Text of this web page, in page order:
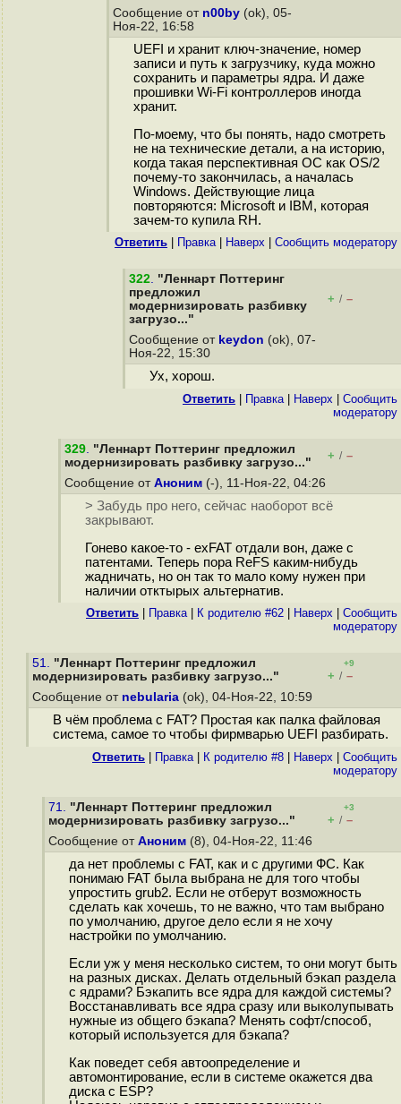
Сообщение от n00by (ok), 05-
Ноя-22, 16:58
UEFI и хранит ключ-значение, номер
записи и путь к загрузчику, куда можно
сохранить и параметры ядра. И даже
прошивки Wi-Fi контроллеров иногда
хранит.
По-моему, что бы понять, надо смотреть
не на технические детали, а на историю,
когда такая перспективная ОС как OS/2
почему-то закончилась, а началась
Windows. Действующие лица
повторяются: Microsoft и IBM, которая
зачем-то купила RH.
Ответить Правка| Наверх Cообщить модератору
322. "Леннарт Поттеринг
предложил
модернизировать разбивку
загрузо..."
+ / –
Сообщение от keydon (ok), 07-
Ноя-22, 15:30
Ух, хорош.
Ответить Правка| Наверх
Cообщить
модератору
329. "Леннарт Поттеринг предложил
модернизировать разбивку загрузо..."
+ / –
Сообщение от Аноним (-), 11-Ноя-22, 04:26
> Забудь про него, сейчас наоборот всё
закрывают.
Гонево какое-то - exFAT отдали вон, даже с
патентами. Теперь пора ReFS каким-нибудь
жадничать, но он так то мало кому нужен при
наличии отктырых альтернатив.
Ответить Правка| К родителю #62 Наверх
Cообщить
модератору
51. "Леннарт Поттеринг предложил
модернизировать разбивку загрузо..."
+9
+ / –
Сообщение от nebularia (ok), 04-Ноя-22, 10:59
В чём проблема с FAT? Простая как палка файловая
система, самое то чтобы фирмварью UEFI разбирать.
Ответить Правка| К родителю #8 Наверх
Cообщить
модератору
71. "Леннарт Поттеринг предложил
модернизировать разбивку загрузо..."
+3
+ / –
Сообщение от Аноним (8), 04-Ноя-22, 11:46
да нет проблемы с FAT, как и с другими ФС. Как
понимаю FAT была выбрана не для того чтобы
упростить grub2. Если не отберут возможность
сделать как хочешь, то не важно, что там выбрано
по умолчанию, другое дело если я не хочу
настройки по умолчанию.
Если уж у меня несколько систем, то они могут быть
на разных дисках. Делать отдельный бэкап раздела
с ядрами? Бэкапить все ядра для каждой системы?
Восстанавливать все ядра сразу или выколупывать
нужные из общего бэкапа? Менять софт/способ,
который используется для бэкапа?
Как поведет себя автоопределение и
автомонтирование, если в системе окажется два
диска с ESP?